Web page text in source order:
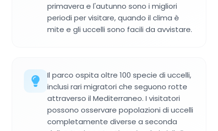
primavera e l'autunno sono i migliori
periodi per visitare, quando il clima è
mite e gli uccelli sono facili da avvistare.
Il parco ospita oltre 100 specie di uccelli,
inclusi rari migratori che seguono rotte
attraverso il Mediterraneo. I visitatori
possono osservare popolazioni di uccelli
completamente diverse a seconda